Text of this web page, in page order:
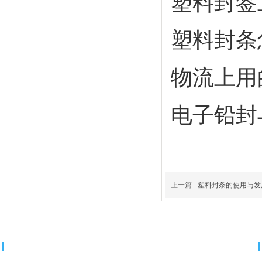
塑料封
物流上
电子铅
上一篇 塑料封条的使用与